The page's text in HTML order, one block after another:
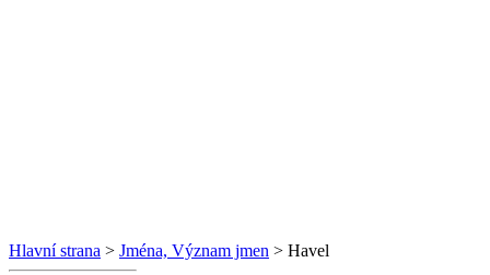
Hlavní strana > Jména, Význam jmen > Havel